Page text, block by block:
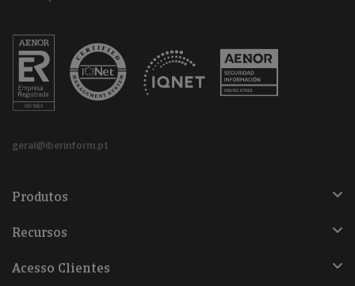
geral@iberinform.pt
Produtos
Recursos
Acesso Clientes